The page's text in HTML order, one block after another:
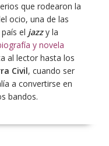
que rodearon la
ocio, una de las
el jazzy la
y novela
al lector hasta los
Civil, cuando ser
a convertirse en
bandos.